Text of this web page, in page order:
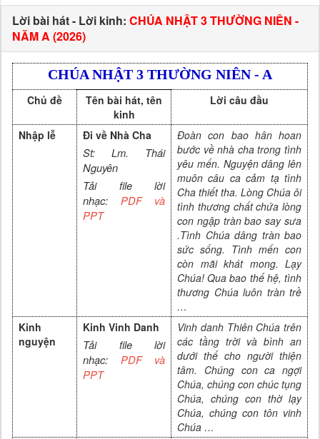
Lời bài hát - Lời kinh: CHÚA NHẬT 3 THƯỜNG NIÊN -
NĂM A (2026)
CHÚA NHẬT 3 THƯỜNG NIÊN - A
Chủ đề
Tên bài hát, tên
kinh
Lời câu đầu
Nhập lễ Đi về Nhà Cha
St: Lm. Thái
Nguyên
Tải file lời
nhạc: PDF và
PPT
Đoàn con bao hân hoan
bước về nhà cha trong tình
yêu mến. Nguyện dâng lên
muôn câu ca cảm tạ tình
Cha thiết tha. Lòng Chúa ôi
tình thương chất chứa lòng
con ngập tràn bao say sưa
.Tình Chúa dâng tràn bao
sức sống. Tình mến con
còn mãi khát mong. Lạy
Chúa! Qua bao thế hệ, tình
thương Chúa luôn tràn trề
…
Kinh
nguyện
Kinh Vinh Danh
Tải file lời
nhạc: PDF và
PPT
Vinh danh Thiên Chúa trên
các tầng trời và bình an
dưới thế cho người thiện
tâm. Chúng con ca ngợi
Chúa, chúng con chúc tụng
Chúa, chúng con thờ lạy
Chúa, chúng con tôn vinh
Chúa …